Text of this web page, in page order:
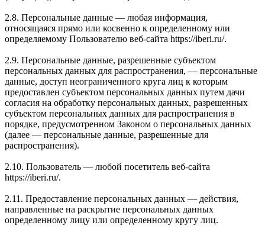
2.8. Персональные данные — любая информация,
относящаяся прямо или косвенно к определенному или
определяемому Пользователю веб-сайта https://iberi.ru/.
2.9. Персональные данные, разрешенные субъектом
персональных данных для распространения, — персональные
данные, доступ неограниченного круга лиц к которым
предоставлен субъектом персональных данных путем дачи
согласия на обработку персональных данных, разрешенных
субъектом персональных данных для распространения в
порядке, предусмотренном Законом о персональных данных
(далее — персональные данные, разрешенные для
распространения).
2.10. Пользователь — любой посетитель веб-сайта
https://iberi.ru/.
2.11. Предоставление персональных данных — действия,
направленные на раскрытие персональных данных
определенному лицу или определенному кругу лиц.